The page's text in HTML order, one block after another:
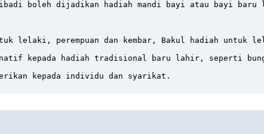
boleh dijadikan hadiah mandi bayi atau bayi
lelaki, perempuan dan kembar, Bakul hadiah
kepada hadiah tradisional baru lahir, seperti
kepada individu dan syarikat.